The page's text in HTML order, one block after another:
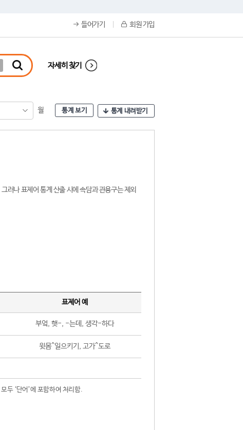
들어가기 회원 가입
자세히 찾기
월 통계 보기 통계 내려받기
러나 표제어 통계 산출 시에 속담과 관용구는 제외
표제어 예
부엌, 햇-, -는데, 생각-하다
윗몸^일으키기, 고가^도로
두 ‘단어’에 포함하여 처리함.